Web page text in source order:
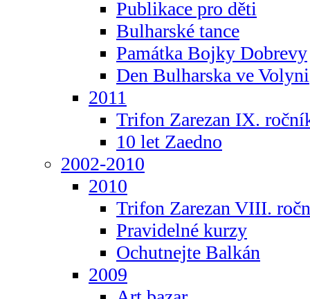
Publikace pro děti
Bulharské tance
Památka Bojky Dobrevy
Den Bulharska ve Volyni
2011
Trifon Zarezan IX.
10 let Zaedno
2002-2010
2010
Trifon Zarezan VIII.
Pravidelné kurzy
Ochutnejte Balkán
2009